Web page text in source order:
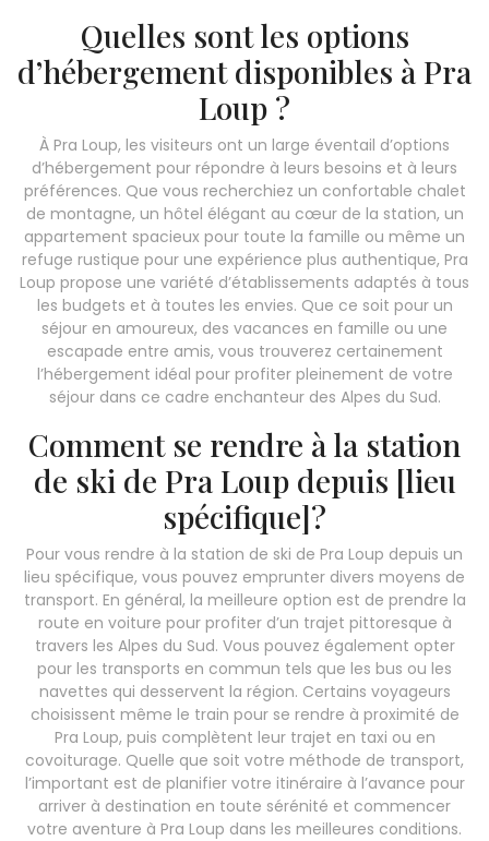
Quelles sont les options
d’hébergement disponibles à Pra
Loup ?
À Pra Loup, les visiteurs ont un large éventail d’options
d’hébergement pour répondre à leurs besoins et à leurs
préférences. Que vous recherchiez un confortable chalet
de montagne, un hôtel élégant au cœur de la station, un
appartement spacieux pour toute la famille ou même un
refuge rustique pour une expérience plus authentique, Pra
Loup propose une variété d’établissements adaptés à tous
les budgets et à toutes les envies. Que ce soit pour un
séjour en amoureux, des vacances en famille ou une
escapade entre amis, vous trouverez certainement
l’hébergement idéal pour profiter pleinement de votre
séjour dans ce cadre enchanteur des Alpes du Sud.
Comment se rendre à la station
de ski de Pra Loup depuis [lieu
spécifique]?
Pour vous rendre à la station de ski de Pra Loup depuis un
lieu spécifique, vous pouvez emprunter divers moyens de
transport. En général, la meilleure option est de prendre la
route en voiture pour profiter d’un trajet pittoresque à
travers les Alpes du Sud. Vous pouvez également opter
pour les transports en commun tels que les bus ou les
navettes qui desservent la région. Certains voyageurs
choisissent même le train pour se rendre à proximité de
Pra Loup, puis complètent leur trajet en taxi ou en
covoiturage. Quelle que soit votre méthode de transport,
l’important est de planifier votre itinéraire à l’avance pour
arriver à destination en toute sérénité et commencer
votre aventure à Pra Loup dans les meilleures conditions.